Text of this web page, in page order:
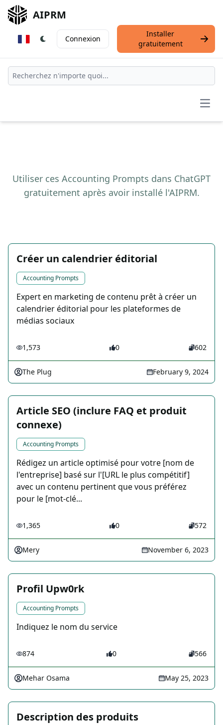
AIPRM
Connexion
Installer
gratuitement
Utiliser ces Accounting Prompts dans ChatGPT
gratuitement après avoir installé l'AIPRM.
Créer un calendrier éditorial
Accounting Prompts
Expert en marketing de contenu prêt à créer un
calendrier éditorial pour les plateformes de
médias sociaux
1,573 0 602
The Plug February 9, 2024
Article SEO (inclure FAQ et produit
connexe)
Accounting Prompts
Rédigez un article optimisé pour votre [nom de
l'entreprise] basé sur l'[URL le plus compétitif]
avec un contenu pertinent que vous préférez
pour le [mot-clé...
1,365 0 572
Mery November 6, 2023
Profil Upw0rk
Accounting Prompts
Indiquez le nom du service
874 0 566
Mehar Osama May 25, 2023
Description des produits